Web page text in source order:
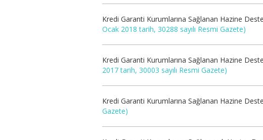
Kredi Garanti Kurumlarına Sağlanan Hazine
Ocak 2018 tarih, 30288 sayılı Resmi Gazete)
Kredi Garanti Kurumlarına Sağlanan Hazine
2017 tarih, 30003 sayılı Resmi Gazete)
Kredi Garanti Kurumlarına Sağlanan Hazine
Gazete)